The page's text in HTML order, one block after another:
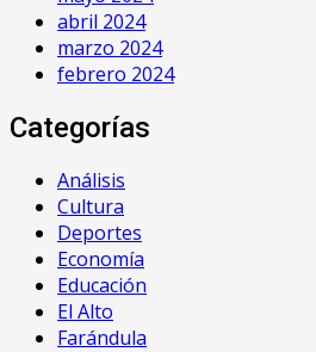
abril 2024
marzo 2024
febrero 2024
Categorías
Análisis
Cultura
Deportes
Economía
Educación
El Alto
Farándula